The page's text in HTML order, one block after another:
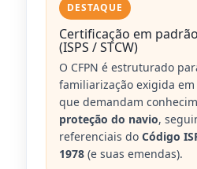
DESTAQUE
Certificação em
(ISPS / STCW)
O CFPN é estruturado
familiarização exigida
que demandam
proteção do navio,
referenciais do Código
1978(e suas emendas).